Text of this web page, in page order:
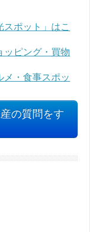
スポット」はこ
ッピング・買物
メ・食事スポッ
の質問をす